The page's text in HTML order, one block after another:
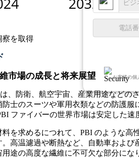
お客様の個
察を取得
市場の成長と将来展望
、防衛、航空宇宙、産業用途など
士のスーツや軍用衣類などの防護
ファイバーの世界市場は安定した
を求めるにつれて、PBI のような
高温濾過や断熱など、自動車およ
途の高度な繊維に不可欠な部分に